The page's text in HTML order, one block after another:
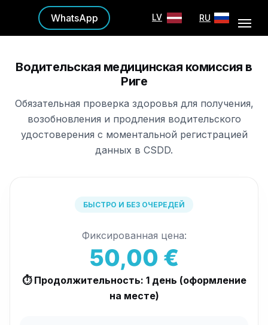
LV RU
WhatsApp
Водительская медицинская комиссия в
Риге
Обязательная проверка здоровья для получения,
возобновления и продления водительского
удостоверения с моментальной регистрацией
данных в CSDD.
БЫСТРО И БЕЗ ОЧЕРЕДЕЙ
Фиксированная цена:
50,00 €
⏱️ Продолжительность: 1 день (оформление
на месте)